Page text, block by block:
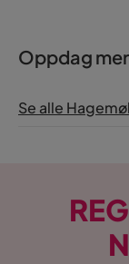
Oppdag
Se alle